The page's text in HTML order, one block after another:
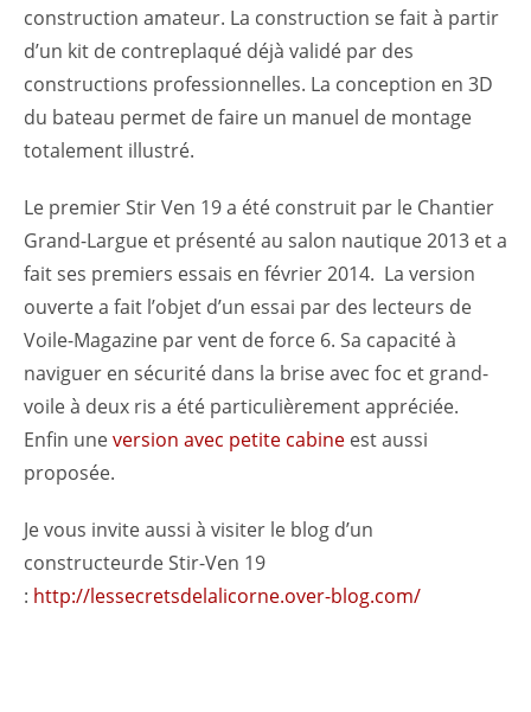
construction amateur. La construction se fait à partir
d’un kit de contreplaqué déjà validé par des
constructions professionnelles. La conception en 3D
du bateau permet de faire un manuel de montage
totalement illustré.
Le premier Stir Ven 19 a été construit par le Chantier
Grand-Largue et présenté au salon nautique 2013 et a
fait ses premiers essais en février 2014. La version
ouverte a fait l’objet d’un essai par des lecteurs de
Voile-Magazine par vent de force 6. Sa capacité à
naviguer en sécurité dans la brise avec foc et grand-
voile à deux ris a été particulièrement appréciée.
Enfin uneversion avec petite cabine est aussi
proposée.
Je vous invite aussi à visiter le blog d’un
constructeurde Stir-Ven 19
: http://lessecretsdelalicorne.over-blog.com/